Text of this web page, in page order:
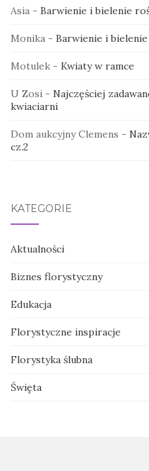
Asia - Barwienie i bielenie
Monika - Barwienie i
Motulek - Kwiaty w ramce
U Zosi - Najczęściej
kwiaciarni
Dom aukcyjny Clemens -
cz.2
KATEGORIE
Aktualności
Biznes florystyczny
Edukacja
Florystyczne inspiracje
Florystyka ślubna
Święta